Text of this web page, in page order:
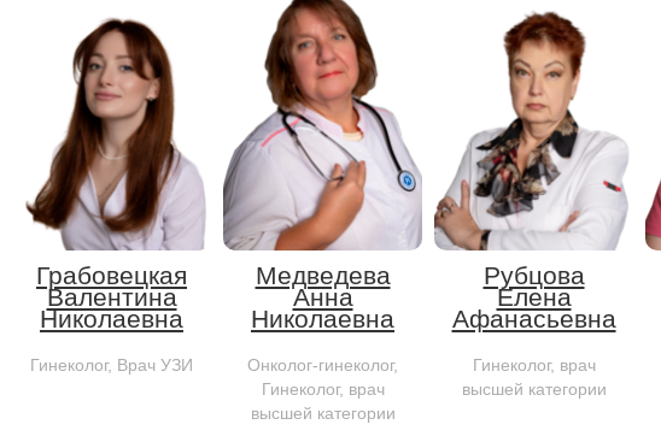
Грабовецкая
Валентина
Николаевна
Гинеколог, Врач УЗИ
Медведева
Анна
Николаевна
Онколог-гинеколог,
Гинеколог, врач
высшей категории
Рубцова
Елена
Афанасьевна
Гинеколог, врач
высшей категории